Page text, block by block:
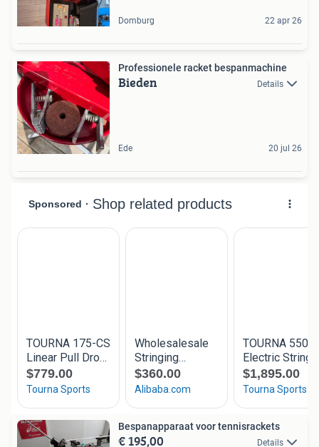
Domburg 22 apr 26
Professionele racket bespanmachine
Bieden Details
Ede 20 jul 26
Bespanapparaat voor tennisrackets
€ 195,00 Details